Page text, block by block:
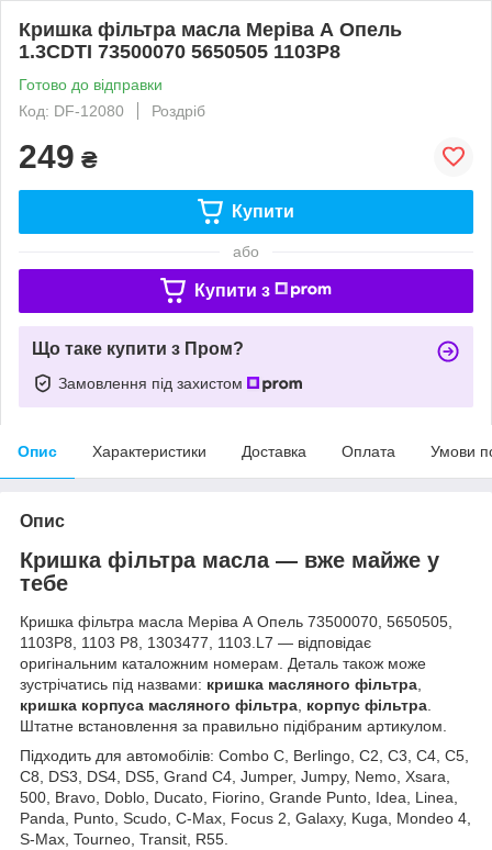
Кришка фільтра масла Меріва А Опель
1.3CDTI 73500070 5650505 1103P8
Готово до відправки
Код: DF-12080
Роздріб
249 ₴
Купити
або
Купити з
Що таке купити з Пром?
Замовлення під захистом
Опис Характеристики Доставка Оплата Умови
Опис
Кришка фільтра масла — вже майже у
тебе
Кришка фільтра масла Меріва А Опель 73500070, 5650505,
1103P8, 1103 P8, 1303477, 1103.L7 — відповідає
оригінальним каталожним номерам. Деталь також може
зустрічатись під назвами: кришка масляного фільтра,
кришка корпуса масляного фільтра, корпус фільтра.
Штатне встановлення за правильно підібраним артикулом.
Підходить для автомобілів: Combo C, Berlingo, C2, C3, C4, C5,
C8, DS3, DS4, DS5, Grand С4, Jumper, Jumpy, Nemo, Xsara,
500, Bravo, Doblo, Ducato, Fiorino, Grande Punto, Idea, Linea,
Panda, Punto, Scudo, C-Max, Focus 2, Galaxy, Kuga, Mondeo 4,
S-Max, Tourneo, Transit, R55.